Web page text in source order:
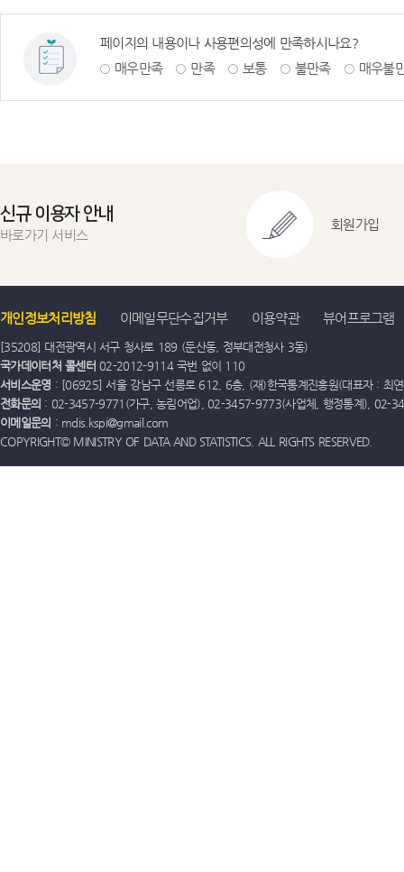
페이지의 내용이나 사용편의성에 만족하시나요?
매우만족
만족 보통 불만족 매우불
신규 이용자 안내
바로가기 서비스
회원가입
개인정보처리방침 이메일무단수집거부 이용약관 뷰어프로그램
[35208] 대전광역시 서구 청사로 189 (둔산동, 정부대전청사 3동)
국가데이터처 콜센터 02-2012-9114 국번 없이 110
서비스운영 : [06925] 서울 강남구 선릉로 612, 6층, (재)한국통계진흥원(대표자 : 최
전화문의 : 02-3457-9771(가구, 농림어업), 02-3457-9773(사업체, 행정통계), 02-
이메일문의 : mdis.kspi@gmail.com
COPYRIGHT© MINISTRY OF DATA AND STATISTICS. ALL RIGHTS RESERVED.